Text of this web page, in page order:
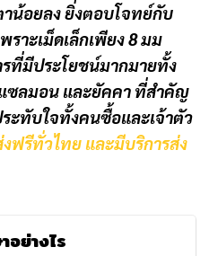
น้อยลง ยิ่งตอบโจทย์กับ
ราะเม็ดเล็กเพียง 8 มม
ที่มีประโยชน์มากมายทั้ง
ซลมอน และยัคคา ที่สำคัญ
ะทับใจทั้งคนซื้อและเจ้าตัว
ฟรีทั่วไทย และมีบริการส่ง
อย่างไร